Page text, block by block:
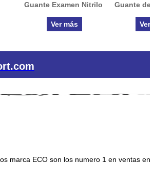
Guante Examen Nitrilo Guante de
Ver más Ver
marca ECO son los numero 1 en ventas en